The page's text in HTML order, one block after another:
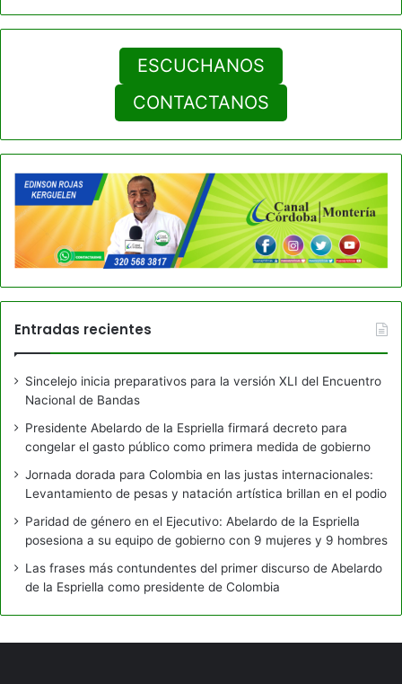
ESCUCHANOS
CONTACTANOS
Entradas recientes
Sincelejo inicia preparativos para la versión XLI del Encuentro
Nacional de Bandas
Presidente Abelardo de la Espriella firmará decreto para
congelar el gasto público como primera medida de gobierno
Jornada dorada para Colombia en las justas internacionales:
Levantamiento de pesas y natación artística brillan en el podio
Paridad de género en el Ejecutivo: Abelardo de la Espriella
posesiona a su equipo de gobierno con 9 mujeres y 9 hombres
Las frases más contundentes del primer discurso de Abelardo
de la Espriella como presidente de Colombia